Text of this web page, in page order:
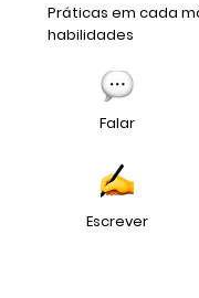
Práticas em cada
habilidades
Falar
Escrever